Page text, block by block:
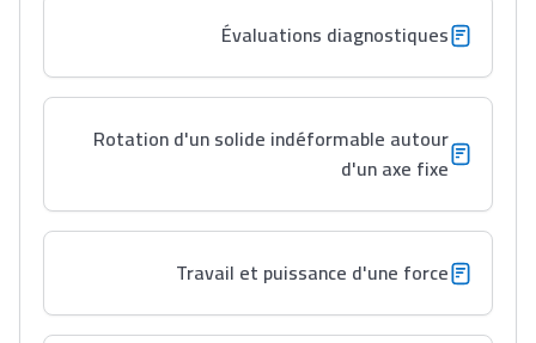
Évaluations diagnostiques
Rotation d'un solide indéformable autour
d'un axe fixe
Travail et puissance d'une force